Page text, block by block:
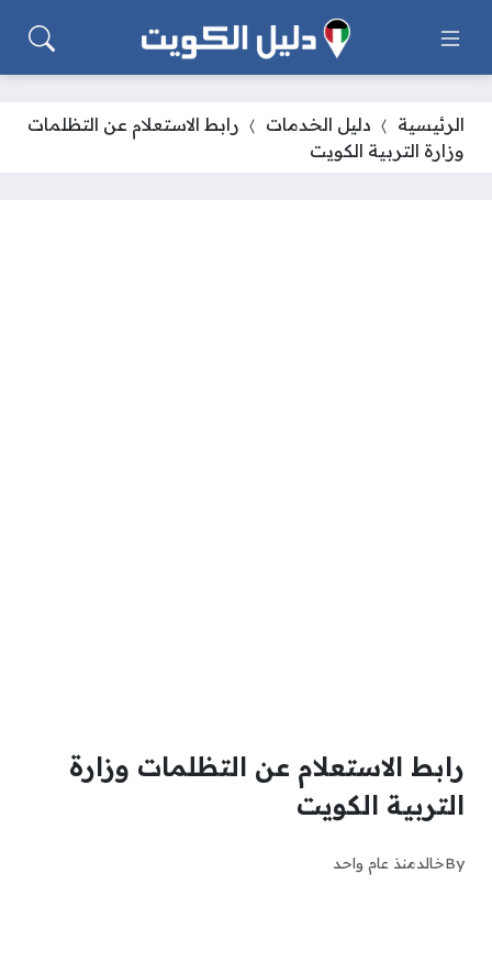
الرئيسية دليل الخدمات
رابط الاستعلام عن التظلمات
وزارة التربية الكويت
رابط الاستعلام عن التظلمات وزارة
التربية الكويت
Byخالدمنذ عام واحد